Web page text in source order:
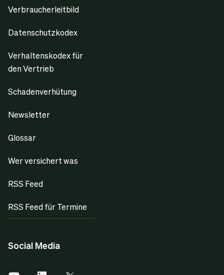
Verbraucherleitbild
Datenschutzkodex
Verhaltenskodex für
den Vertrieb
Schadenverhütung
Newsletter
Glossar
Wer versichert was
RSS Feed
RSS Feed für Termine
Social Media